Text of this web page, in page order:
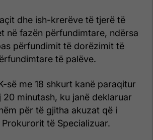
dhe ish-krerëve të tjerë të
në fazën përfundimtare, ndërsa
përfundimit të dorëzimit të
të palëve.
së me 18 shkurt kanë paraqitur
minutash, ku janë deklaruar
për të gjitha akuzat që i
të Specializuar.